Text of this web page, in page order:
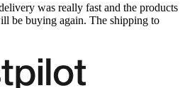
was really fast and the products
be buying again. The shipping to